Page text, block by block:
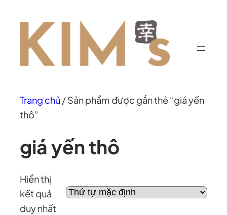
đến
dung
Trang chủ / Sản phẩm được gắn thẻ “giá yến
thô”
giá yến thô
Hiển thị
kết quả
duy nhất